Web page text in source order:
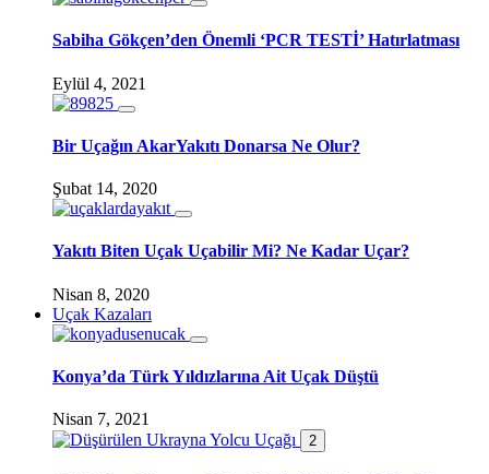
Sabiha Gökçen’den Önemli ‘PCR TESTİ’ Hatırlatması
Eylül 4, 2021
Bir Uçağın AkarYakıtı Donarsa Ne Olur?
Şubat 14, 2020
Yakıtı Biten Uçak Uçabilir Mi? Ne Kadar Uçar?
Nisan 8, 2020
Uçak Kazaları
Konya’da Türk Yıldızlarına Ait Uçak Düştü
Nisan 7, 2021
2